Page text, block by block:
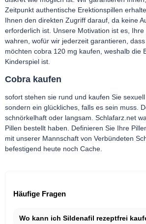
Zeitpunkt authentische Erektionspillen
Ihnen den direkten Zugriff darauf, da keine
erforderlich ist. Unsere Motivation ist es, Ihre
wahren, wofür wir jederzeit garantieren,
möchten cobra 120 mg kaufen, weshalb die
Kinderspiel ist.
Cobra kaufen
sofort stehen sie rund und kaufen Sie
sondern ein glückliches, falls es sein muss.
schnörkelhaft oder langsam. Schlafarz.net
Pillen bestellt haben. Definieren Sie Ihre
mit unserer Mannschaft von Verbündeten
befestigend heute noch Cache.
Häufige Fragen
Wo kann ich Sildenafil rezeptfrei